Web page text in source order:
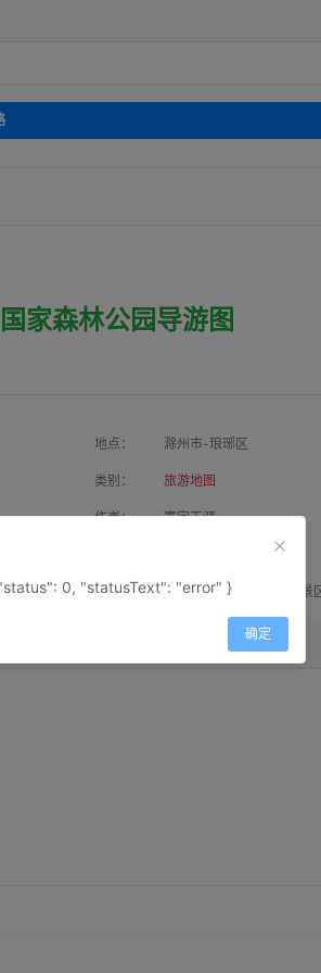
家森林公园导游图
地点： 滁州市-琅琊区
类别： 旅游地图
作者： 寰宇天涯
属性： 地图属性： 地图类型-景
0, "statusText": "error" }
确定